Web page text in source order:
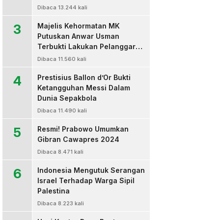
Dibaca 13.244 kali
3
Majelis Kehormatan MK
Putuskan Anwar Usman
Terbukti Lakukan Pelanggaran
Berat Kode Etik dan
Dibaca 11.560 kali
4
Prestisius Ballon d’Or Bukti
Ketangguhan Messi Dalam
Dunia Sepakbola
Dibaca 11.490 kali
5
Resmi! Prabowo Umumkan
Gibran Cawapres 2024
Dibaca 8.471 kali
6
Indonesia Mengutuk Serangan
Israel Terhadap Warga Sipil
Palestina
Dibaca 8.223 kali